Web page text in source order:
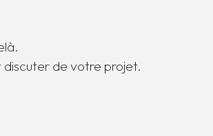
discuter de votre projet.